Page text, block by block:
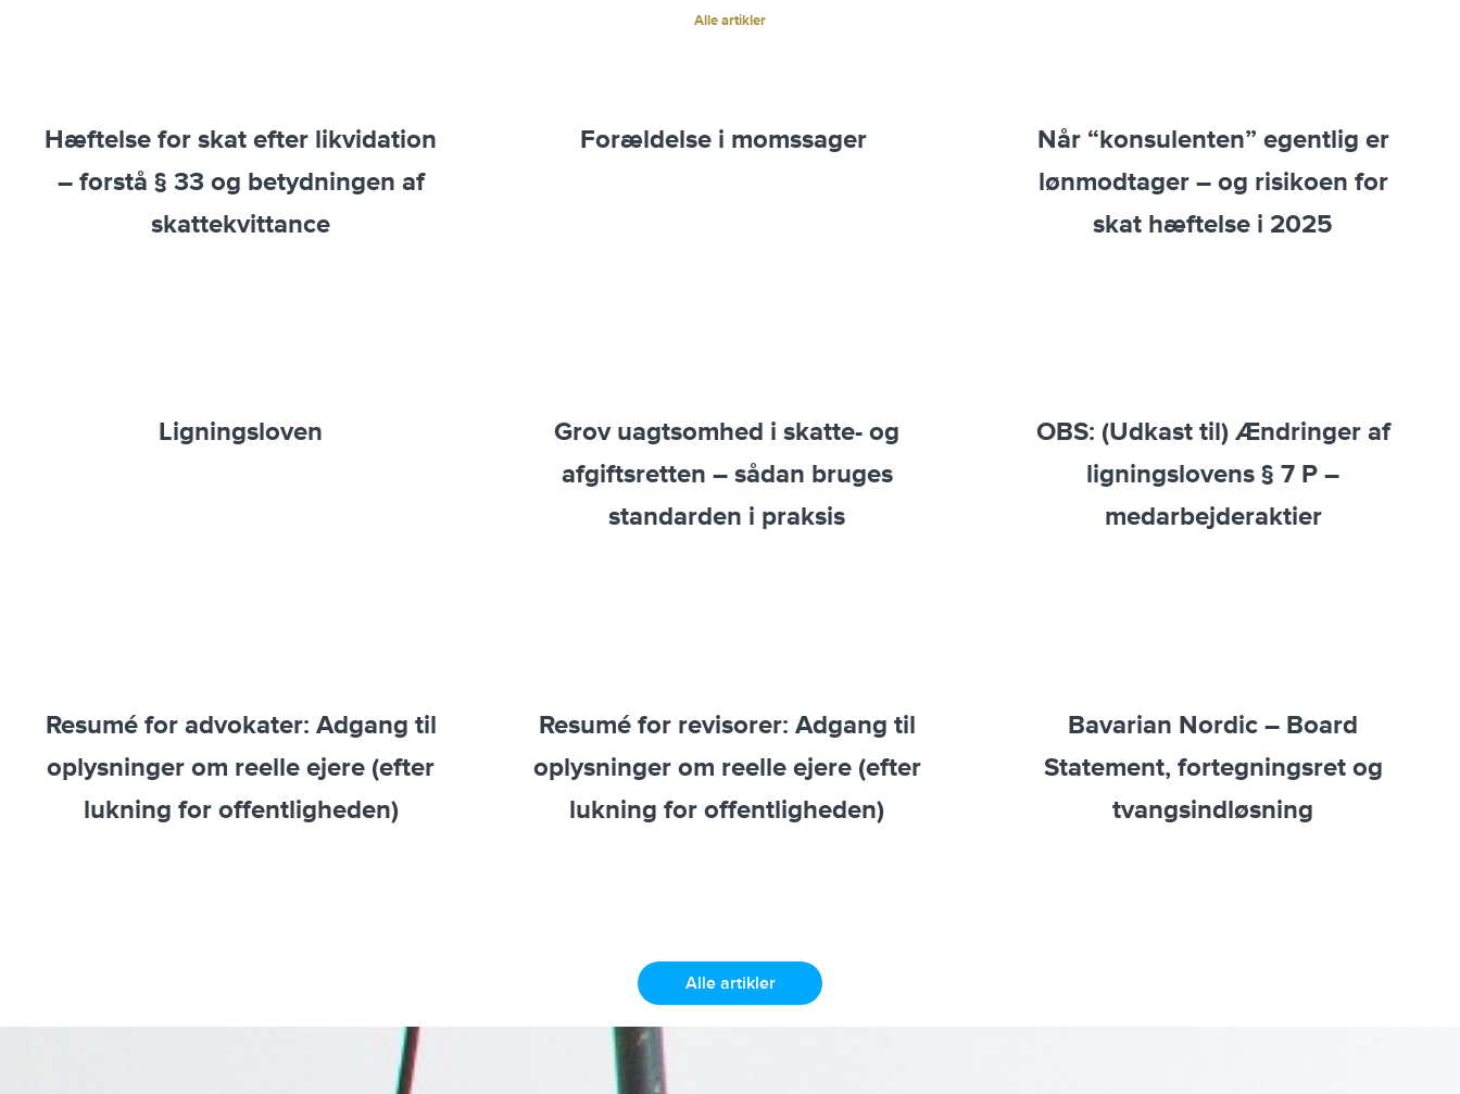
Alle artikler
Hæftelse for skat efter likvidation
– forstå § 33 og betydningen af
skattekvittance
Forældelse i momssager
Når “konsulenten” egentlig er
lønmodtager – og risikoen for
skat hæftelse i 2025
Ligningsloven
Grov uagtsomhed i skatte- og
afgiftsretten – sådan bruges
standarden i praksis
OBS: (Udkast til) Ændringer af
ligningslovens § 7 P –
medarbejderaktier
Resumé for advokater: Adgang til
oplysninger om reelle ejere (efter
lukning for offentligheden)
Resumé for revisorer: Adgang til
oplysninger om reelle ejere (efter
lukning for offentligheden)
Bavarian Nordic – Board
Statement, fortegningsret og
tvangsindløsning
Alle artikler